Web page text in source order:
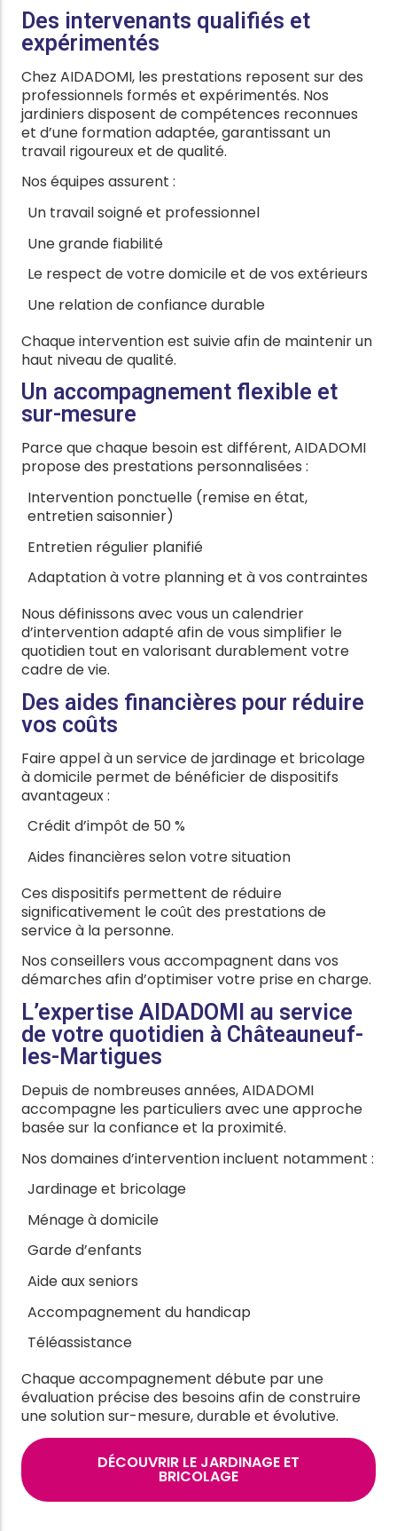
Des intervenants qualifiés et
expérimentés
Chez AIDADOMI, les prestations reposent sur des
professionnels formés et expérimentés. Nos
jardiniers disposent de compétences reconnues
et d’une formation adaptée, garantissant un
travail rigoureux et de qualité.
Nos équipes assurent :
Un travail soigné et professionnel
Une grande fiabilité
Le respect de votre domicile et de vos extérieurs
Une relation de confiance durable
Chaque intervention est suivie afin de maintenir un
haut niveau de qualité.
Un accompagnement flexible et
sur-mesure
Parce que chaque besoin est différent, AIDADOMI
propose des prestations personnalisées :
Intervention ponctuelle (remise en état,
entretien saisonnier)
Entretien régulier planifié
Adaptation à votre planning et à vos contraintes
Nous définissons avec vous un calendrier
d’intervention adapté afin de vous simplifier le
quotidien tout en valorisant durablement votre
cadre de vie.
Des aides financières pour réduire
vos coûts
Faire appel à un service de jardinage et bricolage
à domicile permet de bénéficier de dispositifs
avantageux :
Crédit d’impôt de 50 %
Aides financières selon votre situation
Ces dispositifs permettent de réduire
significativement le coût des prestations de
service à la personne.
Nos conseillers vous accompagnent dans vos
démarches afin d’optimiser votre prise en charge.
L’expertise AIDADOMI au service
de votre quotidien à Châteauneuf-
les-Martigues
Depuis de nombreuses années, AIDADOMI
accompagne les particuliers avec une approche
basée sur la confiance et la proximité.
Nos domaines d’intervention incluent notamment :
Jardinage et bricolage
Ménage à domicile
Garde d’enfants
Aide aux seniors
Accompagnement du handicap
Téléassistance
Chaque accompagnement débute par une
évaluation précise des besoins afin de construire
une solution sur-mesure, durable et évolutive.
DÉCOUVRIR LE JARDINAGE ET
BRICOLAGE